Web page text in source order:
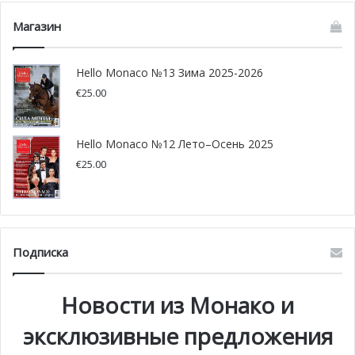
что вынесенные вердикты будут оспариваться
большинством обвиненных.
Фото: edic-cakovec.eu/pixabay
Магазин
Hello Monaco №13 Зима 2025-2026
€25.00
Hello Monaco №12 Лето–Осень 2025
€25.00
Подписка
Новости из Монако и
эксклюзивные предложения